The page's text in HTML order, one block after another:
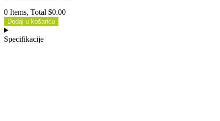
0 Items, Total $0.00
Dodaj u košaricu
Specifikacije